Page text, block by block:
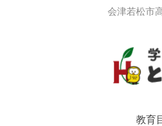
会津若松市
教育